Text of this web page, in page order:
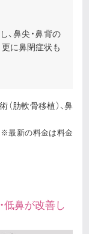
鼻尖・鼻背の
に鼻閉症状も
肋軟骨移植）、鼻
※最新の料金は料金
鼻が改善し